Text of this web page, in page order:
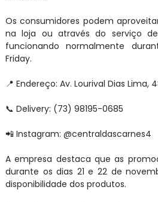
Os consumidores podem
na loja ou através do serviço
funcionando normalmente
Friday.
📍 Endereço: Av. Lourival Dias Lima,
📞 Delivery: (73) 98195-0685
📲 Instagram: @centraldascarnes4
A empresa destaca que as
durante os dias 21 e 22 de
disponibilidade dos produtos.